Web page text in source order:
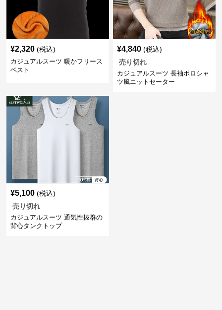
¥2,320 (税込)
カジュアルスーツ 暖かフリース
ベスト
¥4,840 (税込)
売り切れ
カジュアルスーツ 長袖ポロシャ
ツ風ニットセーター
¥5,100 (税込)
売り切れ
カジュアルスーツ 通気性抜群の
背心タンクトップ